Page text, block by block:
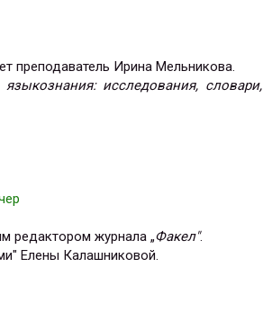
преподаватель Ирина Мельникова.
языкознания: исследования, словари,
редактором журнала „Факел".
Елены Калашниковой.